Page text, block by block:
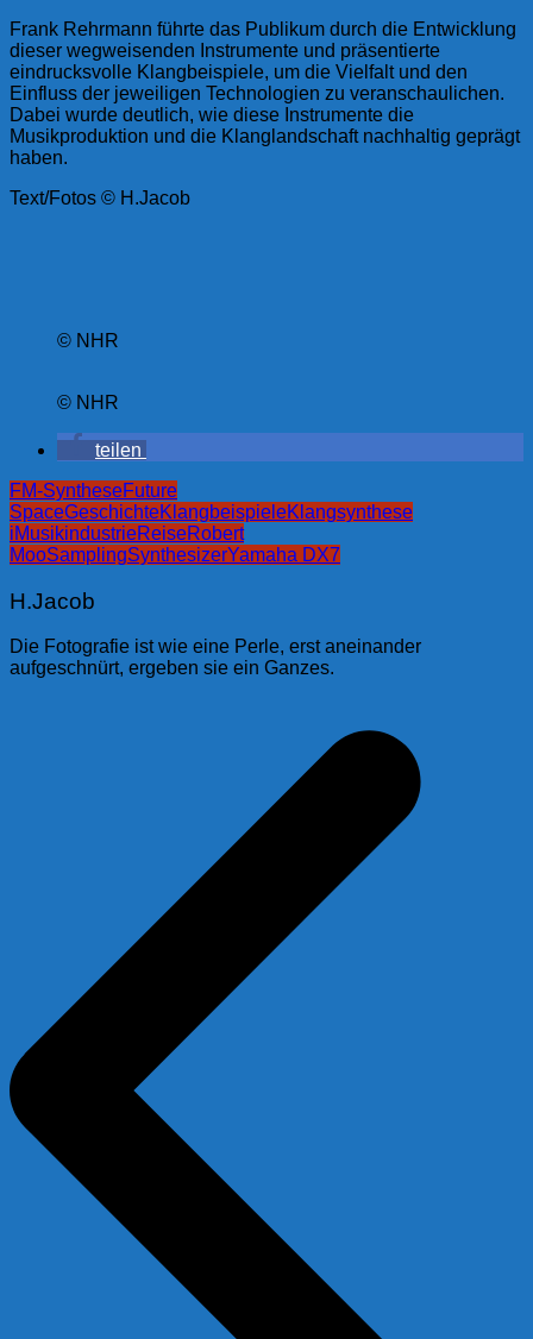
Frank Rehrmann führte das Publikum durch die Entwicklung
dieser wegweisenden Instrumente und präsentierte
eindrucksvolle Klangbeispiele, um die Vielfalt und den
Einfluss der jeweiligen Technologien zu veranschaulichen.
Dabei wurde deutlich, wie diese Instrumente die
Musikproduktion und die Klanglandschaft nachhaltig geprägt
haben.
Text/Fotos © H.Jacob
© NHR
© NHR
teilen
FM-SyntheseFuture
SpaceGeschichteKlangbeispieleKlangsynthese
iMusikindustrieReiseRobert
MooSamplingSynthesizerYamaha DX7
H.Jacob
Die Fotografie ist wie eine Perle, erst aneinander
aufgeschnürt, ergeben sie ein Ganzes.